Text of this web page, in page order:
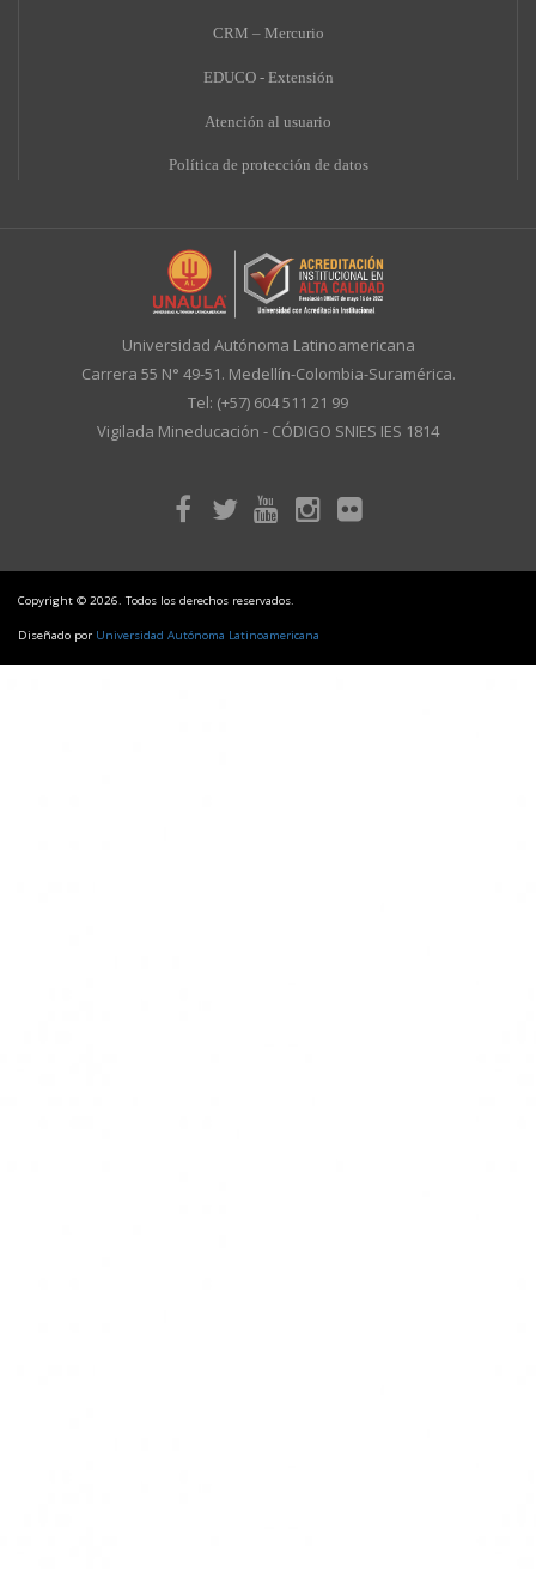
CRM – Mercurio
EDUCO - Extensión
Atención al usuario
Política de protección de datos
Universidad Autónoma Latinoamericana
Carrera 55 N° 49-51. Medellín-Colombia-Suramérica.
Tel: (+57) 604 511 21 99
Vigilada Mineducación - CÓDIGO SNIES IES 1814
Copyright © 2026. Todos los derechos reservados.
Diseñado por Universidad Autónoma Latinoamericana